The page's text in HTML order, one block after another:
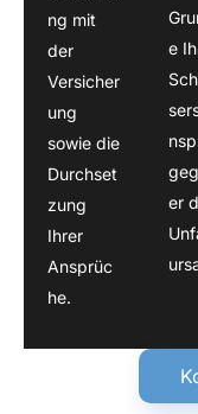
ng mit
der
Versicher
ung
sowie die
Durchset
zung
Ihrer
Ansprüc
he.
e
er